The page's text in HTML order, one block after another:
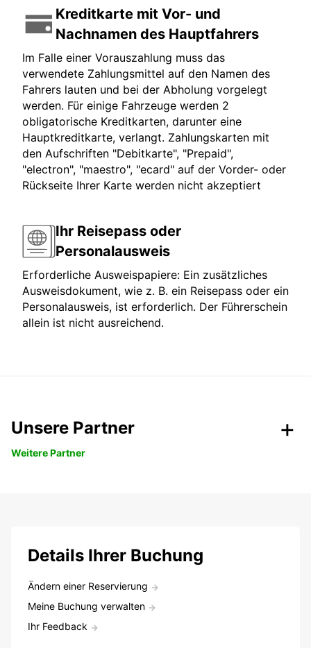
Kreditkarte mit Vor- und
Nachnamen des Hauptfahrers
Im Falle einer Vorauszahlung muss das
verwendete Zahlungsmittel auf den Namen des
Fahrers lauten und bei der Abholung vorgelegt
werden. Für einige Fahrzeuge werden 2
obligatorische Kreditkarten, darunter eine
Hauptkreditkarte, verlangt. Zahlungskarten mit
den Aufschriften "Debitkarte", "Prepaid",
"electron", "maestro", "ecard" auf der Vorder- oder
Rückseite Ihrer Karte werden nicht akzeptiert
Ihr Reisepass oder
Personalausweis
Erforderliche Ausweispapiere: Ein zusätzliches
Ausweisdokument, wie z. B. ein Reisepass oder ein
Personalausweis, ist erforderlich. Der Führerschein
allein ist nicht ausreichend.
Unsere Partner
Weitere Partner
Details Ihrer Buchung
Ändern einer Reservierung
Meine Buchung verwalten
Ihr Feedback